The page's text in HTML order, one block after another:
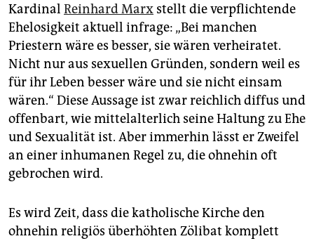
Kardinal Reinhard Marx stellt die verpflichtende
Ehelosigkeit aktuell infrage: „Bei manchen
Priestern wäre es besser, sie wären verheiratet.
Nicht nur aus sexuellen Gründen, sondern weil es
für ihr Leben besser wäre und sie nicht einsam
wären.“ Diese Aussage ist zwar reichlich diffus und
offenbart, wie mittelalterlich seine Haltung zu Ehe
und Sexualität ist. Aber immerhin lässt er Zweifel
an einer inhumanen Regel zu, die ohnehin oft
gebrochen wird.
Es wird Zeit, dass die katholische Kirche den
ohnehin religiös überhöhten Zölibat komplett